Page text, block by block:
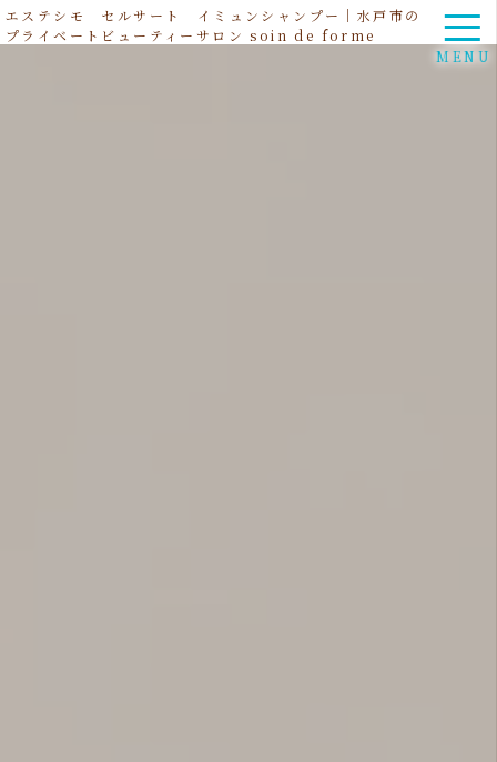
エステシモ セルサート イミュンシャンプー｜水戸市の
プライベートビューティーサロン soin de forme